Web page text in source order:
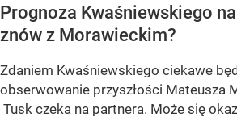
Prognoza Kwaśniewskiego
znów z Morawieckim?
Zdaniem Kwaśniewskiego ciekawe
obserwowanie przyszłości Mateusza
Tusk czeka na partnera. Może się